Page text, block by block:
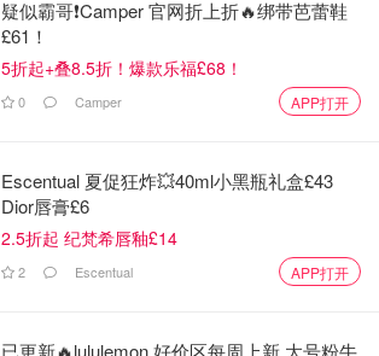
疑似霸哥❗️Camper 官网折上折🔥绑带芭蕾鞋
£61！
5折起+叠8.5折！爆款乐福£68！
0 Camper APP打开
Escentual 夏促狂炸💥40ml小黑瓶礼盒£43
Dior唇膏£6
2.5折起 纪梵希唇釉£14
2 Escentual APP打开
已更新🔥lululemon 好价区每周上新 大号粉牛